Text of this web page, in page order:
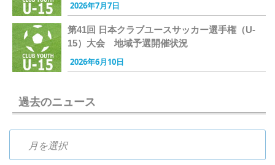
2026年7月7日
第41回 日本クラブユースサッカー選手権（U-
15）大会 地域予選開催状況
2026年6月10日
過去のニュース